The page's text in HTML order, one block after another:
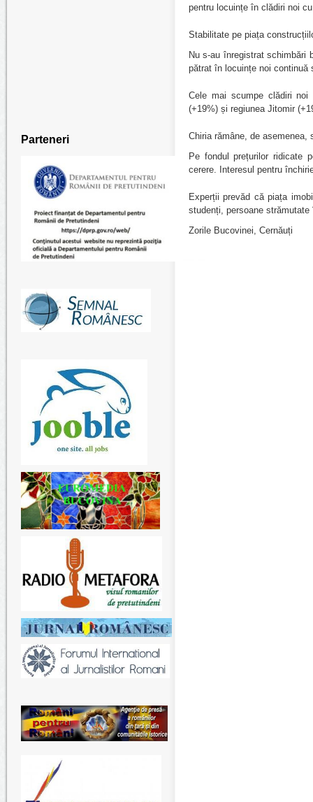
Parteneri
pentru locuințe în clădiri noi
Stabilitate pe piața
Nu s-au înregistrat schimbări
pătrat în locuințe noi
Cele mai scumpe clădiri noi
(+19%) și regiunea Jitomir
Chiria rămâne, de asemenea,
Pe fondul prețurilor ridicate
cerere. Interesul pentru
Experții prevăd că piața
studenți, persoane
Zorile Bucovinei, Cernăuți